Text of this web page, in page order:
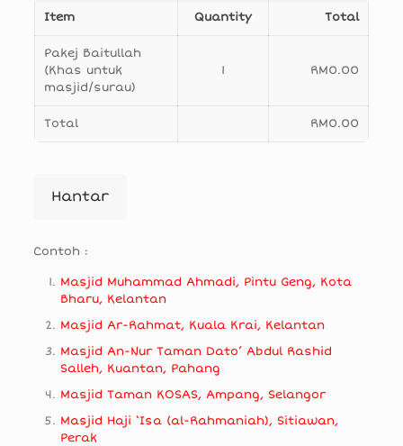
Item Quantity Total
Pakej Baitullah
(Khas untuk
masjid/surau)
1 RM0.00
Total RM0.00
Hantar
Contoh :
Masjid Muhammad Ahmadi, Pintu Geng, Kota
Bharu, Kelantan
Masjid Ar-Rahmat, Kuala Krai, Kelantan
Masjid An-Nur Taman Dato’ Abdul Rashid
Salleh, Kuantan, Pahang
Masjid Taman KOSAS, Ampang, Selangor
Masjid Haji ‘Isa (al-Rahmaniah), Sitiawan,
Perak